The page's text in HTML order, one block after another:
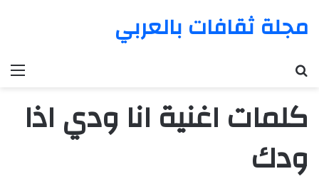
مجلة ثقافات بالعربي
كلمات اغنية انا ودي اذا
ودك